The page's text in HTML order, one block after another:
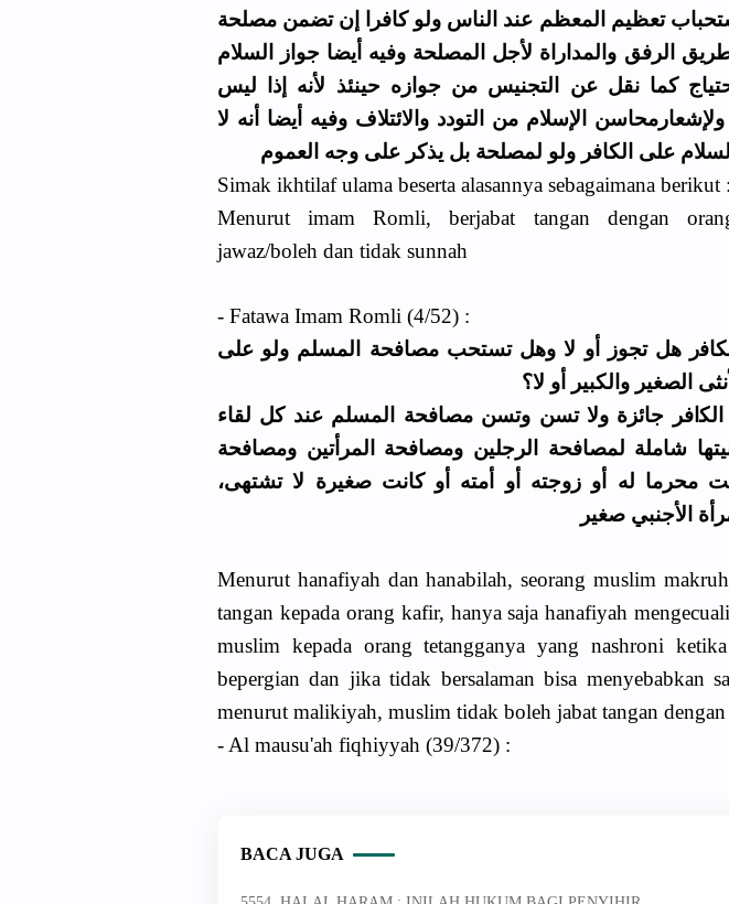
تعظيم المعظم عند الناس ولو كافرا إن تضمن مصلحة
الرفق والمداراة لأجل المصلحة وفيه أيضا جواز السلام
كما نقل عن التجنيس من جوازه حينئذ لأنه إذا ليس
الإسلام من التودد والائتلاف وفيه أيضا أنه لا
على الكافر ولو لمصلحة بل يذكر على وجه العموم
Simak ikhtilaf ulama beserta alasannya sebagaimana berikut :
Menurut imam Romli, berjabat tangan dengan
jawaz/boleh dan tidak sunnah
- Fatawa Imam Romli (4/52) :
ﻫﻞ ﺗﺠﻮﺯ ﺃﻭ ﻻ ﻭﻫﻞ ﺗﺴﺘﺤﺐ ﻣﺼﺎﻓﺤﺔ اﻟﻤﺴﻠﻢ ﻭﻟﻮ ﻋﻠﻰ
اﻟﺼﻐﻴﺮ ﻭاﻟﻜﺒﻴﺮ ﺃﻭ ﻻ؟
ﺟﺎﺋﺰﺓ ﻭﻻ ﺗﺴﻦ ﻭﺗﺴﻦ ﻣﺼﺎﻓﺤﺔ اﻟﻤﺴﻠﻢ ﻋﻨﺪ ﻛﻞ ﻟﻘﺎء
ﺷﺎﻣﻠﺔ ﻟﻤﺼﺎﻓﺤﺔ اﻟﺮﺟﻠﻴﻦ ﻭﻣﺼﺎﻓﺤﺔ اﻟﻤﺮﺃﺗﻴﻦ ﻭﻣﺼﺎﻓﺤﺔ
ﻣﺤﺮﻣﺎ ﻟﻪ ﺃﻭ ﺯﻭﺟﺘﻪ ﺃﻭ ﺃﻣﺘﻪ ﺃﻭ ﻛﺎﻧﺖ ﺻﻐﻴﺮﺓ ﻻ ﺗﺸﺘﻬﻰ،
اﻷﺟﻨﺒﻲ ﺻﻐﻴﺮ
Menurut hanafiyah dan hanabilah, seorang muslim
tangan kepada orang kafir, hanya saja hanafiyah
muslim kepada orang tetangganya yang nashroni
bepergian dan jika tidak bersalaman bisa menyebabkan
menurut malikiyah, muslim tidak boleh jabat tangan
- Al mausu'ah fiqhiyyah (39/372) :
BACA JUGA